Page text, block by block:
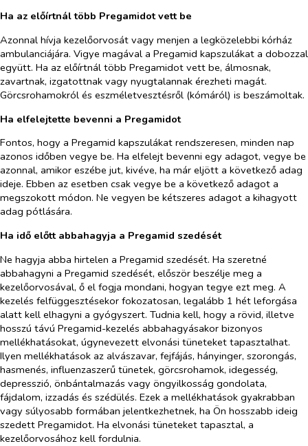
Ha az előírtnál több Pregamidot vett be
Azonnal hívja kezelőorvosát vagy menjen a legközelebbi kórház
ambulanciájára. Vigye magával a Pregamid kapszulákat a dobozzal
együtt. Ha az előírtnál több Pregamidot vett be, álmosnak,
zavartnak, izgatottnak vagy nyugtalannak érezheti magát.
Görcsrohamokról és eszméletvesztésről (kómáról) is beszámoltak.
Ha elfelejtette bevenni a Pregamidot
Fontos, hogy a Pregamid kapszulákat rendszeresen, minden nap
azonos időben vegye be. Ha elfelejt bevenni egy adagot, vegye be
azonnal, amikor eszébe jut, kivéve, ha már eljött a következő adag
ideje. Ebben az esetben csak vegye be a következő adagot a
megszokott módon. Ne vegyen be kétszeres adagot a kihagyott
adag pótlására.
Ha idő előtt abbahagyja a Pregamid szedését
Ne hagyja abba hirtelen a Pregamid szedését. Ha szeretné
abbahagyni a Pregamid szedését, először beszélje meg a
kezelőorvosával, ő el fogja mondani, hogyan tegye ezt meg. A
kezelés felfüggesztésekor fokozatosan, legalább 1 hét leforgása
alatt kell elhagyni a gyógyszert. Tudnia kell, hogy a rövid, illetve
hosszú távú Pregamid-kezelés abbahagyásakor bizonyos
mellékhatásokat, úgynevezett elvonási tüneteket tapasztalhat.
Ilyen mellékhatások az alvászavar, fejfájás, hányinger, szorongás,
hasmenés, influenzaszerű tünetek, görcsrohamok, idegesség,
depresszió, önbántalmazás vagy öngyilkosság gondolata,
fájdalom, izzadás és szédülés. Ezek a mellékhatások gyakrabban
vagy súlyosabb formában jelentkezhetnek, ha Ön hosszabb ideig
szedett Pregamidot. Ha elvonási tüneteket tapasztal, a
kezelőorvosához kell fordulnia.